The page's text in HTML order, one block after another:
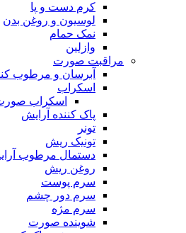
کرم دست و پا
لوسیون و روغن بدن
نمک حمام
وازلین
مراقبت صورت
آبرسان و مرطوب کننده
اسکراب
اسکراب صورت
پاک کننده آرایش
تونر
تونیک ریش
دستمال مرطوب آرایشی
روغن ریش
سرم پوست
سرم دور چشم
سرم مژه
شوینده صورت